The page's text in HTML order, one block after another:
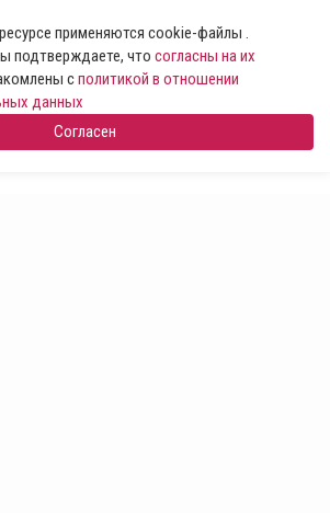
применяются cookie-файлы .
подтверждаете, что согласны на их
сполитикой в отношении
данных
Согласен